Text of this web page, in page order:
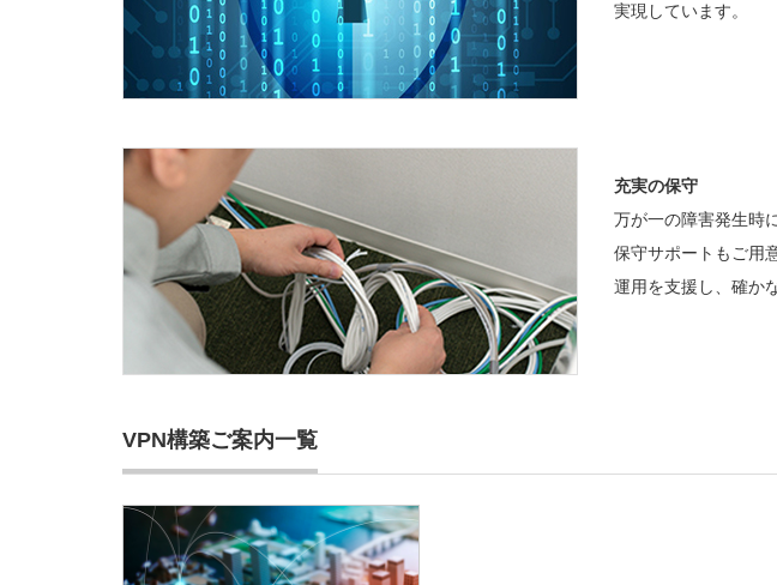
実現しています。
充実の保守
万が一の障害発生時
保守サポートもご用
運用を支援し、確か
VPN構築ご案内一覧